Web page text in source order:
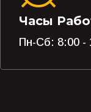
Часы
Пн-Сб: 8:00 -